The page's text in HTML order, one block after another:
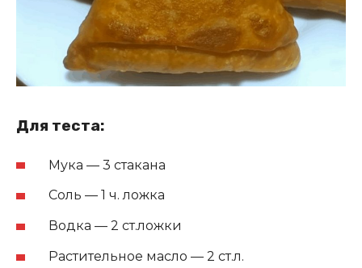
Для теста:
Мука — 3 стакана
Соль — 1 ч. ложка
Водка — 2 ст.ложки
Растительное масло — 2 ст.л.